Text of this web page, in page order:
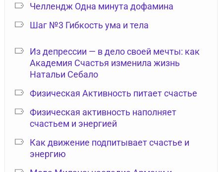
Челлендж Одна минута дофамина
Шаг №3 Гибкость ума и тела
Из депрессии — в дело своей мечты: как
Академия Счастья изменила жизнь
Натальи Себало
Физическая Активность питает счастье
Физическая активность наполняет
счастьем и энергией
Как движение подпитывает счастье и
энергию